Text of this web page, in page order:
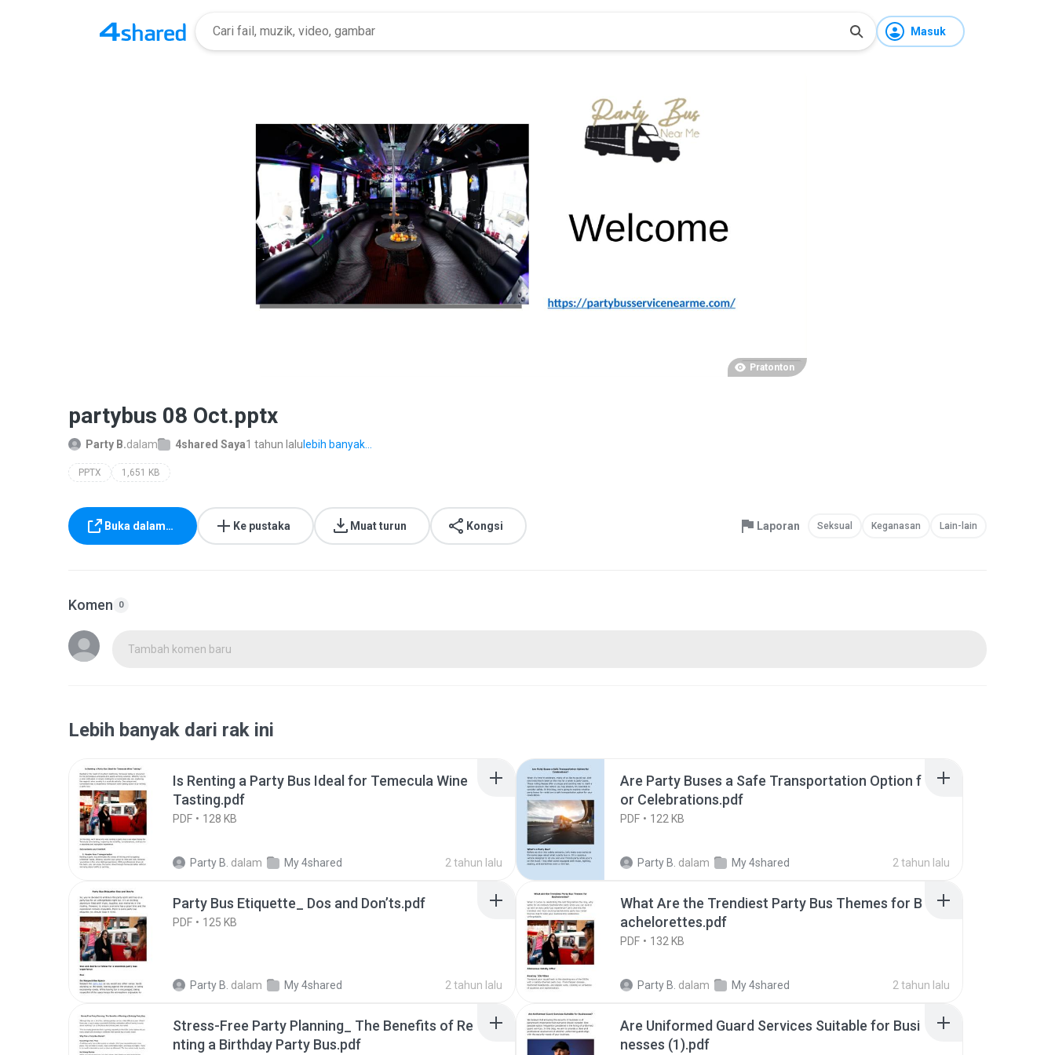
Masuk
Pratonton
partybus 08 Oct.pptx
Party B.dalam 4shared Saya1 tahun lalu lebih banyak...
PPTX 1,651 KB
Buka dalam… Ke pustaka Muat turun Kongsi Laporan Seksual Keganasan Lain-lain
Komen 0
Tambah komen baru
Lebih banyak dari rak ini
Is Renting a Party Bus Ideal for Temecula Wine
Tasting.pdf
PDF 128 KB
Party B. dalam My 4shared 2 tahun lalu
Are Party Buses a Safe Transportation Option f
or Celebrations.pdf
PDF 122 KB
Party B. dalam My 4shared 2 tahun lalu
Party Bus Etiquette_ Dos and Don’ts.pdf
PDF 125 KB
Party B. dalam My 4shared 2 tahun lalu
What Are the Trendiest Party Bus Themes for B
achelorettes.pdf
PDF 132 KB
Party B. dalam My 4shared 2 tahun lalu
Stress-Free Party Planning_ The Benefits of Re
nting a Birthday Party Bus.pdf
Are Uniformed Guard Services Suitable for Busi
nesses (1).pdf